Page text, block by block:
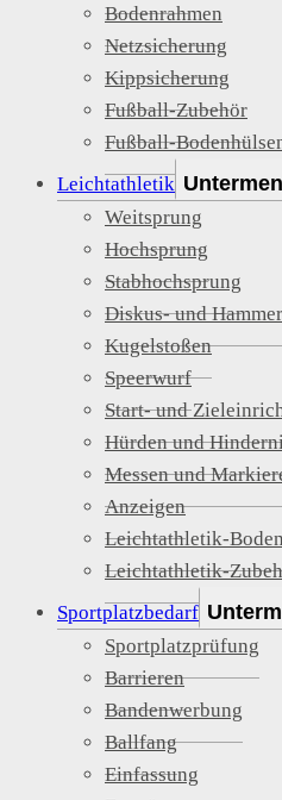
Bodenrahmen
Netzsicherung
Kippsicherung
Fußball-Zubehör
Fußball-
Leichtathletik
Weitsprung
Hochsprung
Stabhochsprung
Diskus- und
Kugelstoßen
Speerwurf
Start- und
Hürden und
Messen und
Anzeigen
Leichtathletik-
Leichtathletik-
Sportplatzbedarf
Sportplatzprüfung
Barrieren
Bandenwerbung
Ballfang
Einfassung